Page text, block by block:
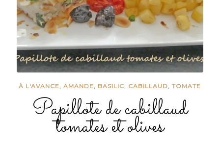
À L'AVANCE,AMANDE, BASILIC, CABILLAUD,TOMATE
Papillote de cabillaud
tomates et olives